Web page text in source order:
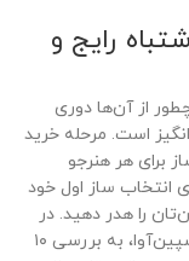
اولین ساز موسیقی: ۱۰ اشتباه رایج و
از آن‌ها دوری
است. مرحله خرید
برای هر هنرجو
انتخاب ساز اول خود
را هدر دهید. در
این مقاله، با راهنمایی متخصصان فروشگاه کاسپین‌آوا، به بررسی ۱۰